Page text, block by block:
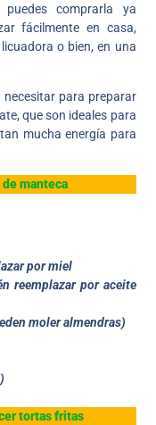
comprarla ya
fácilmente en casa,
o bien, en una
para preparar
que son ideales para
mucha energía para
manteca
por miel
reemplazar por aceite
moler almendras)
tortas fritas